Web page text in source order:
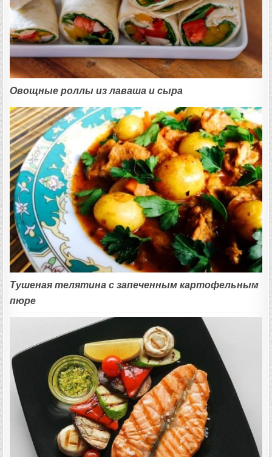
Овощные роллы из лаваша и сыра
Тушеная телятина с запеченным картофельным
пюре